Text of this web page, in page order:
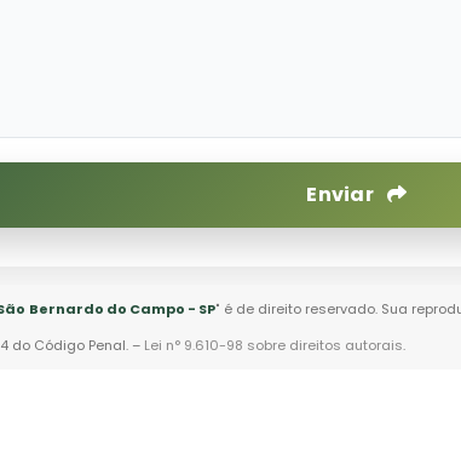
Enviar
Bernardo do Campo - SP" é de direito reservado. Sua
do Código Penal. – Lei n° 9.610-98 sobre direitos autorais.